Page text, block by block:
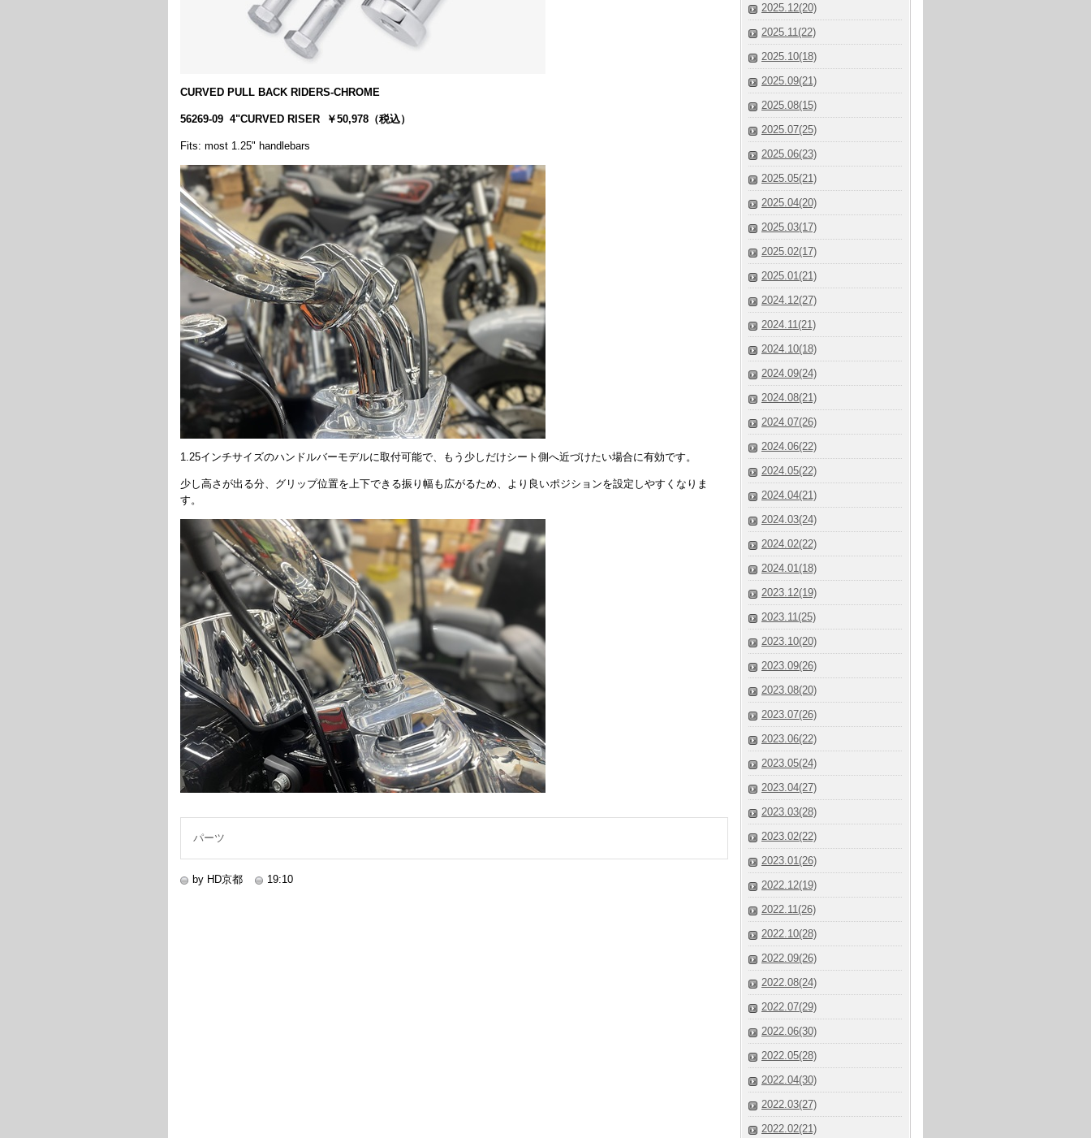
CURVED PULL BACK RIDERS-CHROME
56269-09 4"CURVED RISER ￥50,978（税込）
Fits: most 1.25" handlebars
1.25インチサイズのハンドルバーモデルに取付可能で、もう少しだけシート側へ近づけたい場合に有効です。
少し高さが出る分、グリップ位置を上下できる振り幅も広がるため、より良いポジションを設定しやすくなりま
す。
パーツ
by HD京都 19:10
2025.12(20)
2025.11(22)
2025.10(18)
2025.09(21)
2025.08(15)
2025.07(25)
2025.06(23)
2025.05(21)
2025.04(20)
2025.03(17)
2025.02(17)
2025.01(21)
2024.12(27)
2024.11(21)
2024.10(18)
2024.09(24)
2024.08(21)
2024.07(26)
2024.06(22)
2024.05(22)
2024.04(21)
2024.03(24)
2024.02(22)
2024.01(18)
2023.12(19)
2023.11(25)
2023.10(20)
2023.09(26)
2023.08(20)
2023.07(26)
2023.06(22)
2023.05(24)
2023.04(27)
2023.03(28)
2023.02(22)
2023.01(26)
2022.12(19)
2022.11(26)
2022.10(28)
2022.09(26)
2022.08(24)
2022.07(29)
2022.06(30)
2022.05(28)
2022.04(30)
2022.03(27)
2022.02(21)